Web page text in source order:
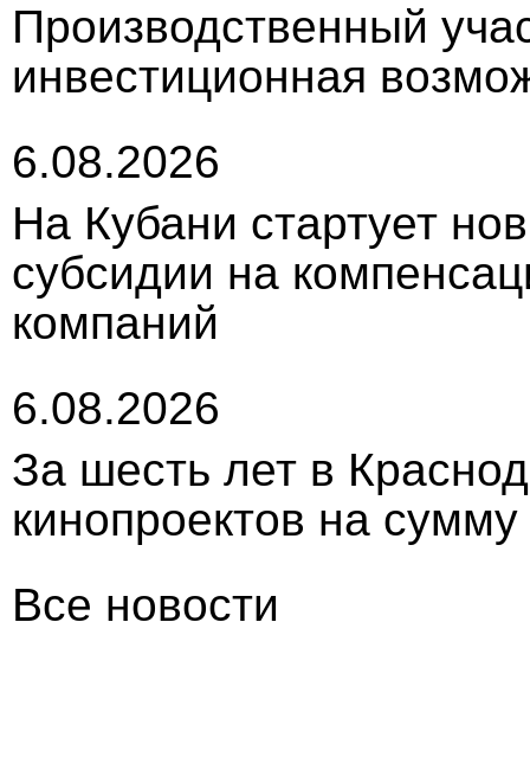
Производственный
инвестиционная
6.08.2026
На Кубани стартует
субсидии на
компаний
6.08.2026
За шесть лет в
кинопроектов на
Все новости